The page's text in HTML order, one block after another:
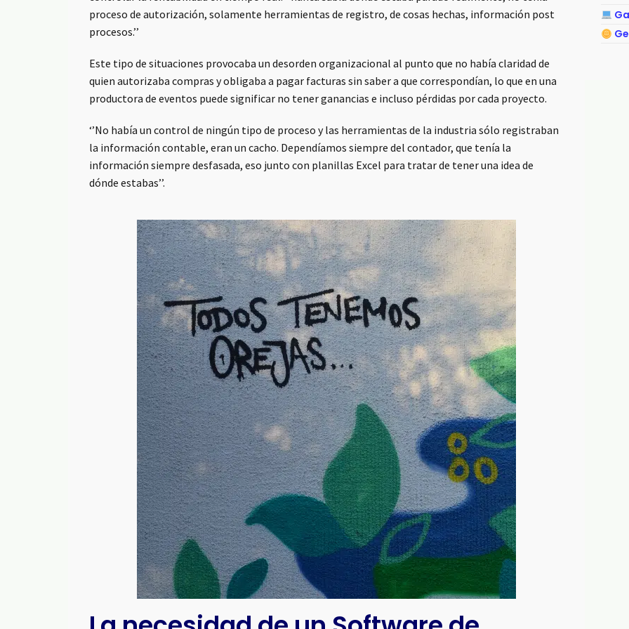
proceso de autorización, solamente herramientas de registro, de cosas hechas, información post
procesos.’’
Este tipo de situaciones provocaba un desorden organizacional al punto que no había claridad de
quien autorizaba compras y obligaba a pagar facturas sin saber a que correspondían, lo que en una
productora de eventos puede significar no tener ganancias e incluso pérdidas por cada proyecto.
‘’No había un control de ningún tipo de proceso y las herramientas de la industria sólo registraban
la información contable, eran un cacho. Dependíamos siempre del contador, que tenía la
información siempre desfasada, eso junto con planillas Excel para tratar de tener una idea de
dónde estabas’’.